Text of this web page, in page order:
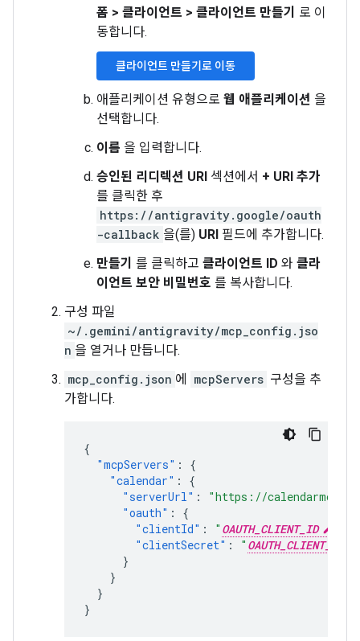
폼 > 클라이언트 > 클라이언트 만들기
로 이
동합니다.
클라이언트 만들기로 이동
애플리케이션 유형으로 웹 애플리케이션 을
선택합니다.
이름 을 입력합니다.
승인된 리디렉션 URI 섹션에서 + URI 추가
를 클릭한 후
https://antigravity.google/oauth
-callback 을(를) URI 필드에 추가합니다.
만들기 를 클릭하고 클라이언트 ID 와 클라
이언트 보안 비밀번호 를 복사합니다.
구성 파일
~/.gemini/antigravity/mcp_config.jso
n 을 열거나 만듭니다.
mcp_config.json 에 mcpServers 구성을 추
가합니다.
{
"mcpServers" :
{
"calendar" :
{
"serverUrl" :
"https://
"oauth" :
{
"clientId" : " OAUTH_CLIENT_ID
"clientSecret" : "
}
}
}
}